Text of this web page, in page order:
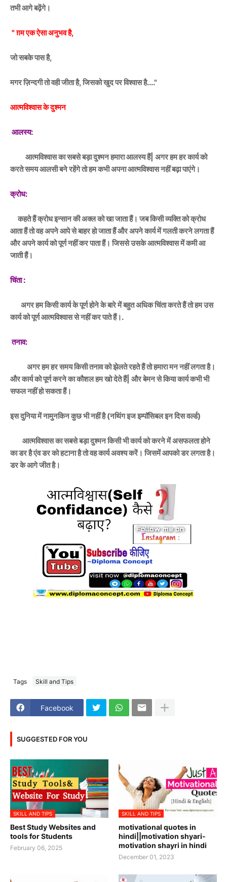
तभी आगे बढ़ेंगे।
" ग़म एक ऐसा अनुभव है,
जो सबके पास है,
मगर ज़िन्दगी तो वही जीता है, जिसको खुद पर विश्वास है...."
आत्मविश्वास के दुश्मन
आलस्य:
आत्मविश्वास का सबसे बड़ा दुश्मन हमारा आलस्य हैं| अगर हम हर कार्य को
करते समय आलसी बने रहेंगे तो हम कभी अपना आत्मविश्वास नहीं बढ़ा पाएंगे।
क्रोध:
कहते हैं क्रोध इन्सान की अक्ल को खा जाता हैं। जब किसी व्यक्ति को क्रोध
आता हैं तो वह अपने आपे से बाहर हो जाता हैं और अपने कार्य में गलती करने लगता हैं
और अपने कार्य को पूर्ण नहीं कर पाता हैं। जिससे उसके आत्मविश्वास में कमी आ
जाती हैं।
चिंता :
अगर हम किसी कार्य के पूर्ण होने के बारे में बहुत अधिक चिंता करते हैं तो हम उस
कार्य को पूर्ण आत्मविश्वास से नहीं कर पाते हैं।.
तनाव:
अगर हम हर समय किसी तनाव को झेलते रहते हैं तो हमारा मन नहीं लगता है।
और कार्य को पूर्ण करने का कौशल हम खो देते हैं| और बेमन से किया कार्य कभी भी
सफल नहीं हो सकता हैं।
इस दुनिया में नामुनकिन कुछ भी नहीं है (नथिंग इज इम्पॉसिबल इन दिस वर्ल्ड)
आत्मविश्वास का सबसे बड़ा दुश्मन किसी भी कार्य को करने में असफलता होने
का डर है एंव डर को हटाना है तो वह कार्य अवश्य करें। जिसमें आपको डर लगता है।
डर के आगे जीत है।
Tags Skill and Tips
Facebook
SUGGESTED FOR YOU
SKILL AND TIPS
Best Study Websites and
tools for Students
February 06, 2025
SKILL AND TIPS
motivational quotes in
hindi||motivation shyari-
motivation shayri in hindi
December 01, 2023